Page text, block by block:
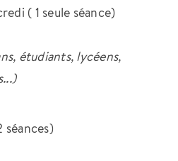
( 1 seule séance)
étudiants, lycéens,
séances)